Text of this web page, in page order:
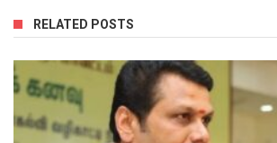
RELATED POSTS